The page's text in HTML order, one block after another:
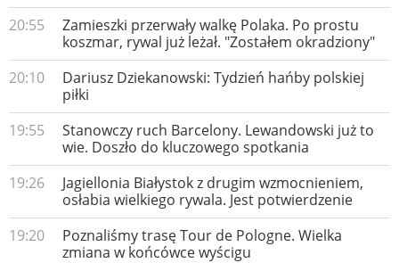
20:55
Zamieszki przerwały walkę Polaka. Po prostu
koszmar, rywal już leżał. "Zostałem okradziony"
20:10
Dariusz Dziekanowski: Tydzień hańby polskiej
piłki
19:55
Stanowczy ruch Barcelony. Lewandowski już to
wie. Doszło do kluczowego spotkania
19:26
Jagiellonia Białystok z drugim wzmocnieniem,
osłabia wielkiego rywala. Jest potwierdzenie
19:20
Poznaliśmy trasę Tour de Pologne. Wielka
zmiana w końcówce wyścigu